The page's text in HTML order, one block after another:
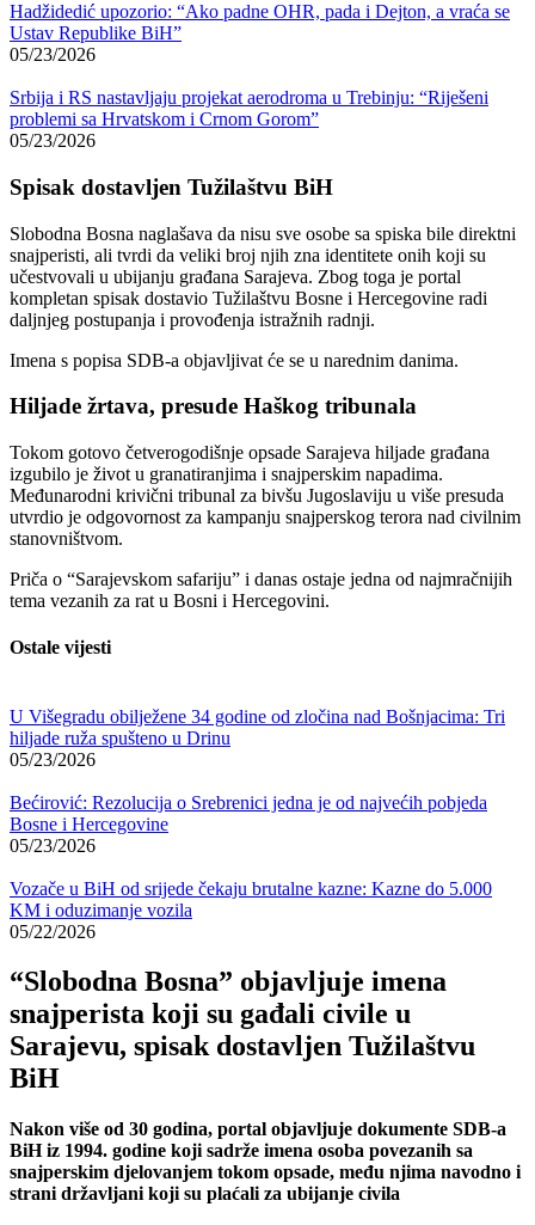
Hadžidedić upozorio: “Ako padne OHR, pada i Dejton, a vraća se
Ustav Republike BiH”
05/23/2026
Srbija i RS nastavljaju projekat aerodroma u Trebinju: “Riješeni
problemi sa Hrvatskom i Crnom Gorom”
05/23/2026
Spisak dostavljen Tužilaštvu BiH
Slobodna Bosna naglašava da nisu sve osobe sa spiska bile direktni
snajperisti, ali tvrdi da veliki broj njih zna identitete onih koji su
učestvovali u ubijanju građana Sarajeva. Zbog toga je portal
kompletan spisak dostavio Tužilaštvu Bosne i Hercegovine radi
daljnjeg postupanja i provođenja istražnih radnji.
Imena s popisa SDB-a objavljivat će se u narednim danima.
Hiljade žrtava, presude Haškog tribunala
Tokom gotovo četverogodišnje opsade Sarajeva hiljade građana
izgubilo je život u granatiranjima i snajperskim napadima.
Međunarodni krivični tribunal za bivšu Jugoslaviju u više presuda
utvrdio je odgovornost za kampanju snajperskog terora nad civilnim
stanovništvom.
Priča o “Sarajevskom safariju” i danas ostaje jedna od najmračnijih
tema vezanih za rat u Bosni i Hercegovini.
Ostale vijesti
U Višegradu obilježene 34 godine od zločina nad Bošnjacima: Tri
hiljade ruža spušteno u Drinu
05/23/2026
Bećirović: Rezolucija o Srebrenici jedna je od najvećih pobjeda
Bosne i Hercegovine
05/23/2026
Vozače u BiH od srijede čekaju brutalne kazne: Kazne do 5.000
KM i oduzimanje vozila
05/22/2026
“Slobodna Bosna” objavljuje imena
snajperista koji su gađali civile u
Sarajevu, spisak dostavljen Tužilaštvu
BiH
Nakon više od 30 godina, portal objavljuje dokumente SDB-a
BiH iz 1994. godine koji sadrže imena osoba povezanih sa
snajperskim djelovanjem tokom opsade, među njima navodno i
strani državljani koji su plaćali za ubijanje civila